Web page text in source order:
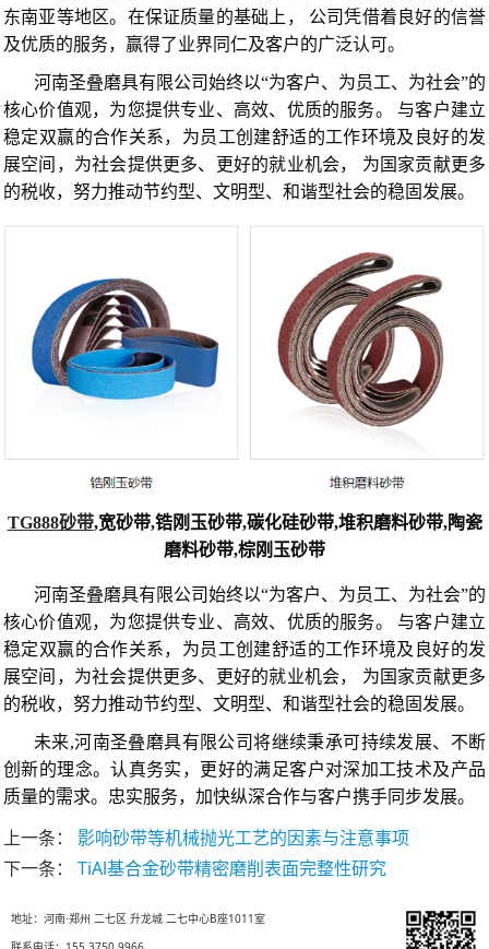
东南亚等地区。在保证质量的基础上， 公司凭借着良好的信誉
及优质的服务，赢得了业界同仁及客户的广泛认可。
河南圣叠磨具有限公司始终以“为客户、为员工、为社会”的
核心价值观，为您提供专业、高效、优质的服务。 与客户建立
稳定双赢的合作关系，为员工创建舒适的工作环境及良好的发
展空间，为社会提供更多、更好的就业机会， 为国家贡献更多
的税收，努力推动节约型、文明型、和谐型社会的稳固发展。
TG888砂带,宽砂带,锆刚玉砂带,碳化硅砂带,堆积磨料砂带,陶瓷
磨料砂带,棕刚玉砂带
河南圣叠磨具有限公司始终以“为客户、为员工、为社会”的
核心价值观，为您提供专业、高效、优质的服务。 与客户建立
稳定双赢的合作关系，为员工创建舒适的工作环境及良好的发
展空间，为社会提供更多、更好的就业机会， 为国家贡献更多
的税收，努力推动节约型、文明型、和谐型社会的稳固发展。
未来,河南圣叠磨具有限公司将继续秉承可持续发展、不断
创新的理念。认真务实，更好的满足客户对深加工技术及产品
质量的需求。忠实服务，加快纵深合作与客户携手同步发展。
上一条：
影响砂带等机械抛光工艺的因素与注意事项
下一条：
TiAl基合金砂带精密磨削表面完整性研究
地址：河南·郑州 二七区 升龙城 二七中心B座1011室